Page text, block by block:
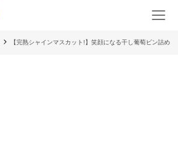
【完熟シャインマスカット!】笑顔になる干し葡萄ビン詰め